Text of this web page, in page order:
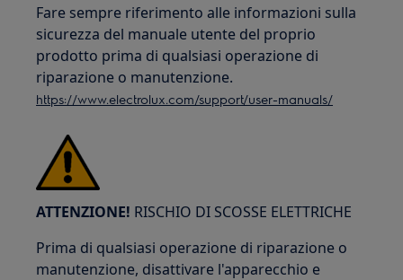
Fare sempre riferimento alle informazioni sulla
sicurezza del manuale utente del proprio
prodotto prima di qualsiasi operazione di
riparazione o manutenzione.
https://www.electrolux.com/support/user-manuals/
ATTENZIONE! RISCHIO DI SCOSSE ELETTRICHE
Prima di qualsiasi operazione di riparazione o
manutenzione, disattivare l'apparecchio e